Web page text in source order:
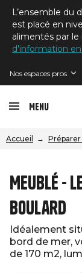
L’ensemble du
est placé en
alimentés par le
d'information
Nos espaces pros
Menu
Accueil
Meublé -
Boulard
Idéalement
bord de mer,
de 170 m2,